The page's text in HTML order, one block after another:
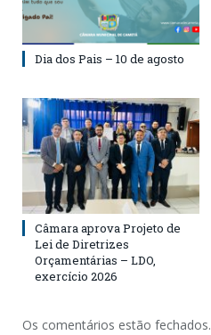
Dia dos Pais – 10 de agosto
Câmara aprova Projeto de
Lei de Diretrizes
Orçamentárias – LDO,
exercício 2026
Os comentários estão fechados.